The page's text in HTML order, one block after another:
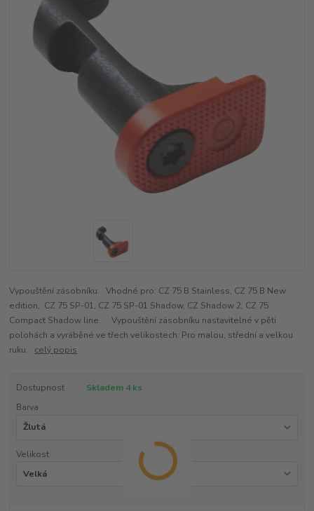
Vypouštění zásobníku. Vhodné pro: CZ 75 B Stainless, CZ 75 B New
edition, CZ 75 SP-01, CZ 75 SP-01 Shadow, CZ Shadow 2, CZ 75
Compact Shadow line. Vypouštění zásobníku nastavitelné v pěti
polohách a vyráběné ve třech velikostech: Pro malou, střední a velkou
ruku. celý popis
Dostupnost
Skladem 4 ks
Barva
Velikost